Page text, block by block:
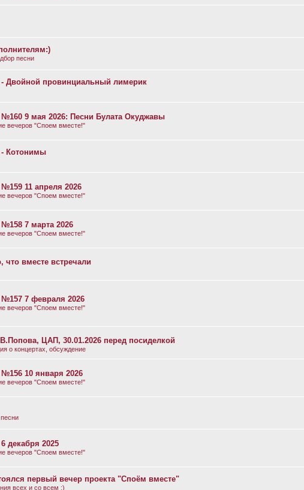
песни
Двойной провинциальный лимерик
9 мая 2026: Песни Булата Окуджавы
вечеров "Споем вместе!"
Котонимы
11 апреля 2026
вечеров "Споем вместе!"
7 марта 2026
вечеров "Споем вместе!"
что вместе встречали
7 февраля 2026
вечеров "Споем вместе!"
ЦАП, 30.01.2026 перед посиделкой
о концертах, обсуждение
10 января 2026
вечеров "Споем вместе!"
декабря 2025
вечеров "Споем вместе!"
первый вечер проекта "Споём вместе"
всех и со всем :)